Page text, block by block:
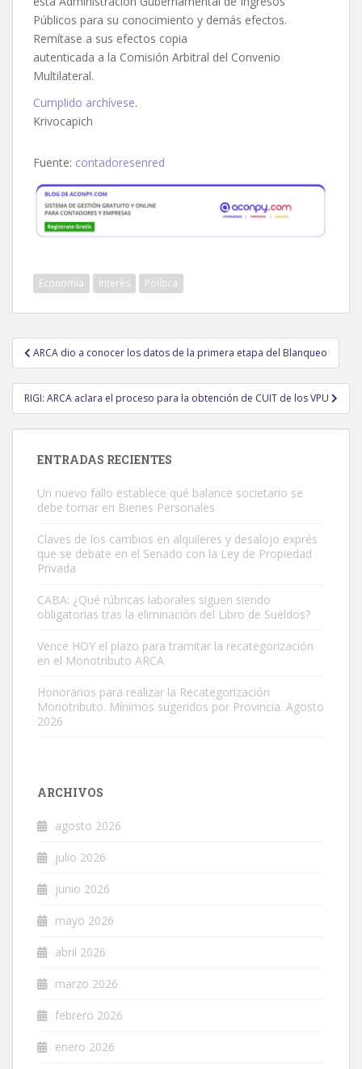
Públicos para su conocimiento y demás efectos.
Remítase a sus efectos copia
autenticada a la Comisión Arbitral del Convenio
Multilateral.
Cumplido archívese.
Krivocapich
Fuente: contadoresenred
Economía Interés Política
Navegación
de
entradas
ARCA dio a conocer los datos de la primera etapa del Blanqueo
RIGI: ARCA aclara el proceso para la obtención de CUIT de los VPU
ENTRADAS RECIENTES
Un nuevo fallo establece qué balance societario se
debe tomar en Bienes Personales
Claves de los cambios en alquileres y desalojo exprés
que se debate en el Senado con la Ley de Propiedad
Privada
CABA: ¿Qué rúbricas laborales siguen siendo
obligatorias tras la eliminación del Libro de Sueldos?
Vence HOY el plazo para tramitar la recategorización
en el Monotributo ARCA
Honorarios para realizar la Recategorización
Monotributo. Mínimos sugeridos por Provincia. Agosto
2026
ARCHIVOS
agosto 2026
julio 2026
junio 2026
mayo 2026
abril 2026
marzo 2026
febrero 2026
enero 2026